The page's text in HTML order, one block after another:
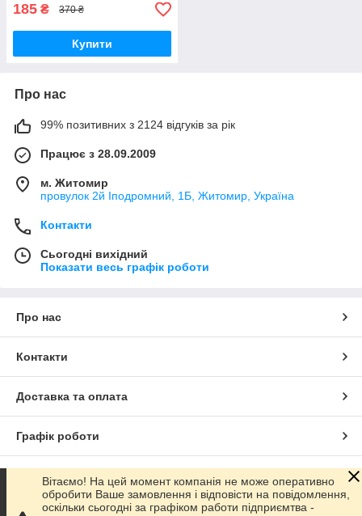
185 ₴ 370 ₴
Купити
Про нас
99% позитивних з 2124 відгуків за рік
Працює з 28.09.2009
м. Житомир
провулок 2й Іподромний, 1Б, Житомир, Україна
Контакти
Сьогодні вихідний
Показати весь графік роботи
Про нас
Контакти
Доставка та оплата
Графік роботи
Повна версія сайту
Вітаємо! На цей момент компанія не може оперативно
обробити Ваше замовлення і відповісти на повідомлення,
оскільки сьогодні за графіком работи підприємтва -